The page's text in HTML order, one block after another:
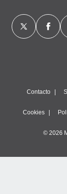
Contacto
Cookies
© 2026